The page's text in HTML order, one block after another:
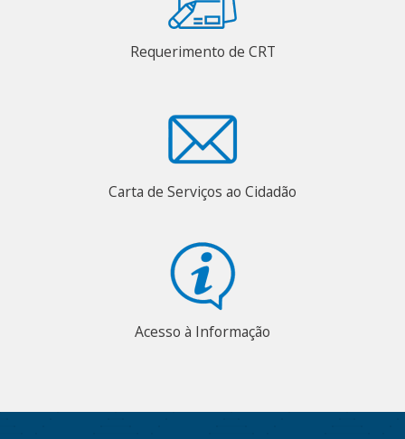
Requerimento de CRT
Carta de Serviços ao Cidadão
Acesso à Informação